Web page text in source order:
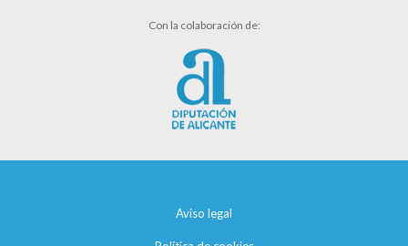
Con la colaboración de:
Aviso legal